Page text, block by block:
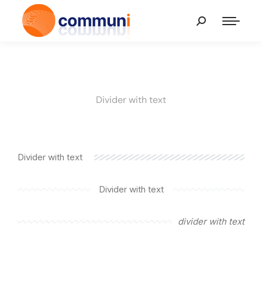
Divider with text
Divider with text
Divider with text
divider with text